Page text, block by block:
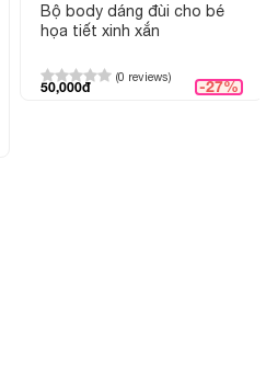
Bộ body dáng đùi cho bé
họa tiết xinh xắn
(0 reviews)
50,000đ -27%